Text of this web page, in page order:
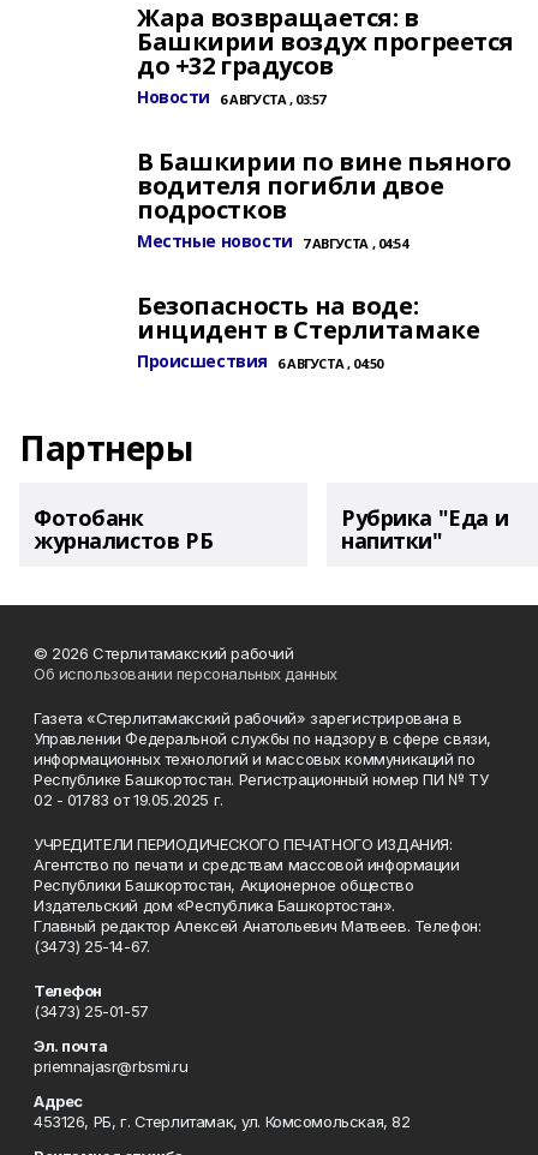
Жара возвращается: в
Башкирии воздух прогреется
до +32 градусов
Новости 6 АВГУСТА , 03:57
В Башкирии по вине пьяного
водителя погибли двое
подростков
Местные новости 7 АВГУСТА , 04:54
Безопасность на воде:
инцидент в Стерлитамаке
Происшествия 6 АВГУСТА , 04:50
Партнеры
Фотобанк
журналистов РБ
Рубрика "Еда и
напитки"
© 2026 Стерлитамакский рабочий
Об использовании персональных данных
Газета «Стерлитамакский рабочий» зарегистрирована в
Управлении Федеральной службы по надзору в сфере связи,
информационных технологий и массовых коммуникаций по
Республике Башкортостан. Регистрационный номер ПИ № ТУ
02 - 01783 от 19.05.2025 г.
УЧРЕДИТЕЛИ ПЕРИОДИЧЕСКОГО ПЕЧАТНОГО ИЗДАНИЯ:
Агентство по печати и средствам массовой информации
Республики Башкортостан, Акционерное общество
Издательский дом «Республика Башкортостан».
Главный редактор Алексей Анатольевич Матвеев. Телефон:
(3473) 25-14-67.
Телефон
(3473) 25-01-57
Эл. почта
priemnajasr@rbsmi.ru
Адрес
453126, РБ, г. Стерлитамак, ул. Комсомольская, 82